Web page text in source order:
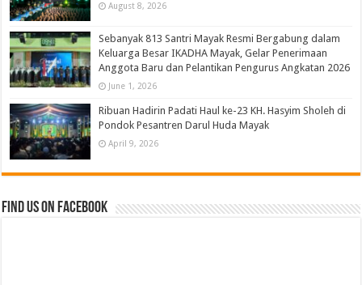
August 8, 2026
Sebanyak 813 Santri Mayak Resmi Bergabung dalam
Keluarga Besar IKADHA Mayak, Gelar Penerimaan
Anggota Baru dan Pelantikan Pengurus Angkatan 2026
June 1, 2026
Ribuan Hadirin Padati Haul ke-23 KH. Hasyim Sholeh di
Pondok Pesantren Darul Huda Mayak
April 9, 2026
Find us on Facebook